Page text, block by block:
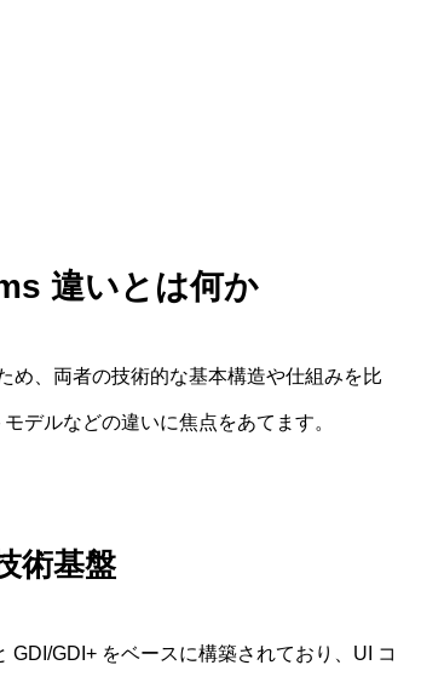
違いとは何か
め、両者の技術的な基本構造や仕組みを比
デルなどの違いに焦点をあてます。
術基盤
GDI+ をベースに構築されており、UI コ